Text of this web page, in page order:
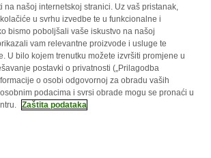
na našoj internetskoj stranici. Uz vaš pristanak,
u svrhu izvedbe te u funkcionalne i
bismo poboljšali vaše iskustvo na našoj
vam relevantne proizvode i usluge te
U bilo kojem trenutku možete izvršiti promjene u
postavki o privatnosti („Prilagodba
o osobi odgovornoj za obradu vaših
podacima i svrsi obrade mogu se pronaći u
Zaštita podataka